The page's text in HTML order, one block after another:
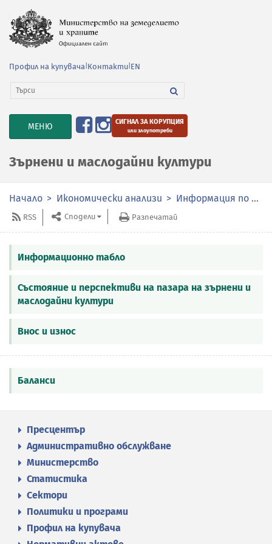
Профил на купувача Контакти EN
TOGGLE
NAVIGATION
МЕНЮ СИГНАЛ ЗА КОРУПЦИЯ
или злоупотреби
Зърнени и маслодайни култури
Начало Икономически анализи Информация по сектори
RSS Сподели Разпечатай
Информационно табло
Състояние и перспективи на пазара на зърнени и
маслодайни култури
Внос и износ
Баланси
Пресцентър
Административно обслужване
Министерство
Статистика
Сектори
Политики и програми
Профил на купувача